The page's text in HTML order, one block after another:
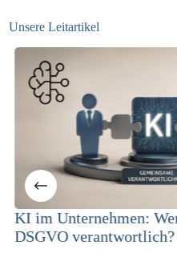
Unsere Leitartikel
Unternehmen: Wer ist
verantwortlich?